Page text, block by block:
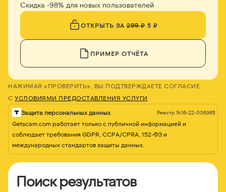
Скидка -98% для новых пользователей
ОТКРЫТЬ ЗА299 ₽5 ₽
ПРИМЕР ОТЧЁТА
НАЖИМАЯ «ПРОВЕРИТЬ», ВЫ ПОДТВЕРЖДАЕТЕ СОГЛАСИЕ
С УСЛОВИЯМИ ПРЕДОСТАВЛЕНИЯ УСЛУГИ
Защита персональных данных Реестр №16-22-006365
Getscam.com работает только с публичной информацией и
соблюдает требования GDPR, CCPA/CPRA, 152-ФЗ и
международных стандартов защиты данных.
Поиск результатов